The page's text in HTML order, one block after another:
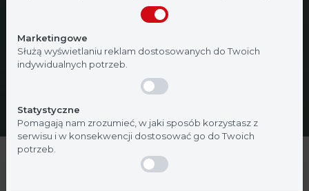
Nie jestem
Marketingowe
Służą wyświetlaniu reklam dostosowanych do Twoich
indywidualnych potrzeb.
Statystyczne
Pomagają nam zrozumieć, w jaki sposób korzystasz z
serwisu i w konsekwencji dostosować go do Twoich
potrzeb.